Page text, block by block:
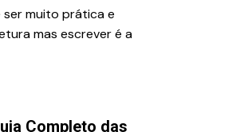
ser muito prática e
mas escrever é a
Completo das